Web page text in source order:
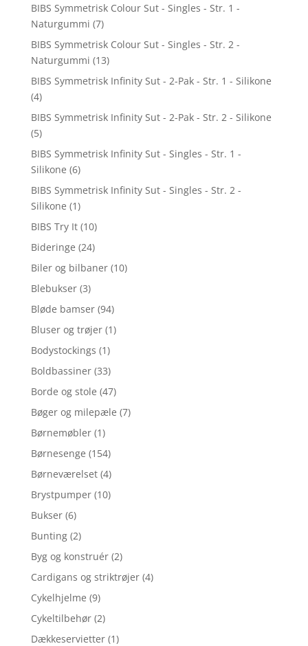
BIBS Symmetrisk Colour Sut - Singles - Str. 1 -
Naturgummi (7)
BIBS Symmetrisk Colour Sut - Singles - Str. 2 -
Naturgummi (13)
BIBS Symmetrisk Infinity Sut - 2-Pak - Str. 1 - Silikone
(4)
BIBS Symmetrisk Infinity Sut - 2-Pak - Str. 2 - Silikone
(5)
BIBS Symmetrisk Infinity Sut - Singles - Str. 1 -
Silikone (6)
BIBS Symmetrisk Infinity Sut - Singles - Str. 2 -
Silikone (1)
BIBS Try It (10)
Bideringe (24)
Biler og bilbaner (10)
Blebukser (3)
Bløde bamser (94)
Bluser og trøjer (1)
Bodystockings (1)
Boldbassiner (33)
Borde og stole (47)
Bøger og milepæle (7)
Børnemøbler (1)
Børnesenge (154)
Børneværelset (4)
Brystpumper (10)
Bukser (6)
Bunting (2)
Byg og konstruér (2)
Cardigans og striktrøjer (4)
Cykelhjelme (9)
Cykeltilbehør (2)
Dækkeservietter (1)